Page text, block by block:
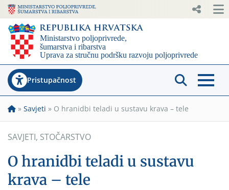
Pristupačnost
» Savjeti » O hranidbi teladi u sustavu krava – tele
SAVJETI, STOČARSTVO
O hranidbi teladi u sustavu
krava – tele